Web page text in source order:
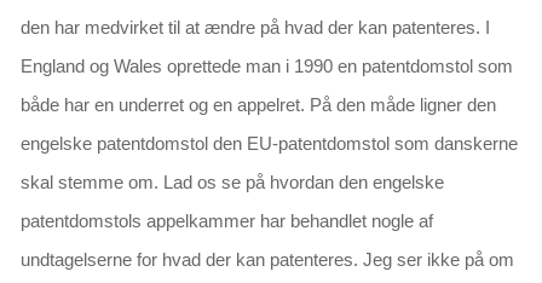
den har medvirket til at ændre på hvad der kan patenteres. I
England og Wales oprettede man i 1990 en patentdomstol som
både har en underret og en appelret. På den måde ligner den
engelske patentdomstol den EU-patentdomstol som danskerne
skal stemme om. Lad os se på hvordan den engelske
patentdomstols appelkammer har behandlet nogle af
undtagelserne for hvad der kan patenteres. Jeg ser ikke på om